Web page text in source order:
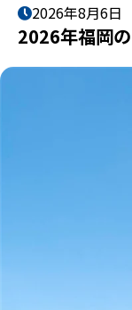
2026年8月6日
2026年福岡